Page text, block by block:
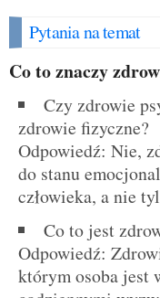
Pytania na temat
Co to znaczy
Czy zdrowie psychiczne jest tym samym co
zdrowie fizyczne?
Odpowiedź: Nie,
do stanu
człowieka, a nie
Co to jest
Odpowiedź:
którym osoba jest